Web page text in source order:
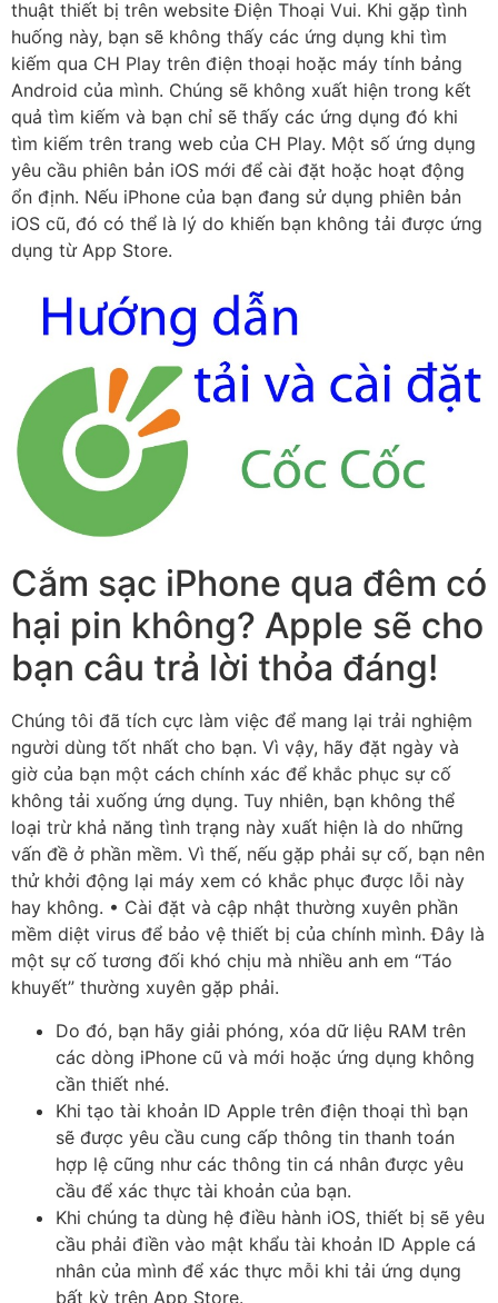
thuật thiết bị trên website Điện Thoại Vui. Khi gặp tình
huống này, bạn sẽ không thấy các ứng dụng khi tìm
kiếm qua CH Play trên điện thoại hoặc máy tính bảng
Android của mình. Chúng sẽ không xuất hiện trong kết
quả tìm kiếm và bạn chỉ sẽ thấy các ứng dụng đó khi
tìm kiếm trên trang web của CH Play. Một số ứng dụng
yêu cầu phiên bản iOS mới để cài đặt hoặc hoạt động
ổn định. Nếu iPhone của bạn đang sử dụng phiên bản
iOS cũ, đó có thể là lý do khiến bạn không tải được ứng
dụng từ App Store.
Cắm sạc iPhone qua đêm có
hại pin không? Apple sẽ cho
bạn câu trả lời thỏa đáng!
Chúng tôi đã tích cực làm việc để mang lại trải nghiệm
người dùng tốt nhất cho bạn. Vì vậy, hãy đặt ngày và
giờ của bạn một cách chính xác để khắc phục sự cố
không tải xuống ứng dụng. Tuy nhiên, bạn không thể
loại trừ khả năng tình trạng này xuất hiện là do những
vấn đề ở phần mềm. Vì thế, nếu gặp phải sự cố, bạn nên
thử khởi động lại máy xem có khắc phục được lỗi này
hay không. • Cài đặt và cập nhật thường xuyên phần
mềm diệt virus để bảo vệ thiết bị của chính mình. Đây là
một sự cố tương đối khó chịu mà nhiều anh em “Táo
khuyết” thường xuyên gặp phải.
Do đó, bạn hãy giải phóng, xóa dữ liệu RAM trên
các dòng iPhone cũ và mới hoặc ứng dụng không
cần thiết nhé.
Khi tạo tài khoản ID Apple trên điện thoại thì bạn
sẽ được yêu cầu cung cấp thông tin thanh toán
hợp lệ cũng như các thông tin cá nhân được yêu
cầu để xác thực tài khoản của bạn.
Khi chúng ta dùng hệ điều hành iOS, thiết bị sẽ yêu
cầu phải điền vào mật khẩu tài khoản ID Apple cá
nhân của mình để xác thực mỗi khi tải ứng dụng
bất kỳ trên App Store.